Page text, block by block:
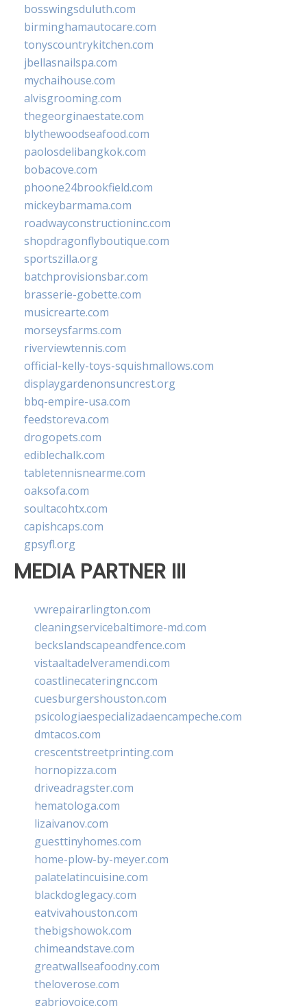
bosswingsduluth.com
birminghamautocare.com
tonyscountrykitchen.com
jbellasnailspa.com
mychaihouse.com
alvisgrooming.com
thegeorginaestate.com
blythewoodseafood.com
paolosdelibangkok.com
bobacove.com
phoone24brookfield.com
mickeybarmama.com
roadwayconstructioninc.com
shopdragonflyboutique.com
sportszilla.org
batchprovisionsbar.com
brasserie-gobette.com
musicrearte.com
morseysfarms.com
riverviewtennis.com
official-kelly-toys-squishmallows.com
displaygardenonsuncrest.org
bbq-empire-usa.com
feedstoreva.com
drogopets.com
ediblechalk.com
tabletennisnearme.com
oaksofa.com
soultacohtx.com
capishcaps.com
gpsyfl.org
MEDIA PARTNER III
vwrepairarlington.com
cleaningservicebaltimore-md.com
beckslandscapeandfence.com
vistaaltadelveramendi.com
coastlinecateringnc.com
cuesburgershouston.com
psicologiaespecializadaencampeche.com
dmtacos.com
crescentstreetprinting.com
hornopizza.com
driveadragster.com
hematologa.com
lizaivanov.com
guesttinyhomes.com
home-plow-by-meyer.com
palatelatincuisine.com
blackdoglegacy.com
eatvivahouston.com
thebigshowok.com
chimeandstave.com
greatwallseafoodny.com
theloverose.com
gabriovoice.com